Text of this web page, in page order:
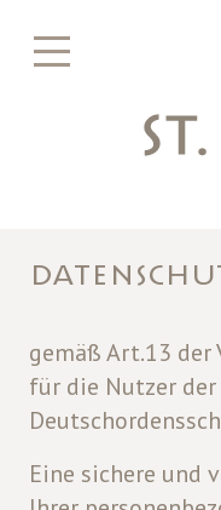
gemäß Art.13 der
für die Nutzer
Eine sichere und